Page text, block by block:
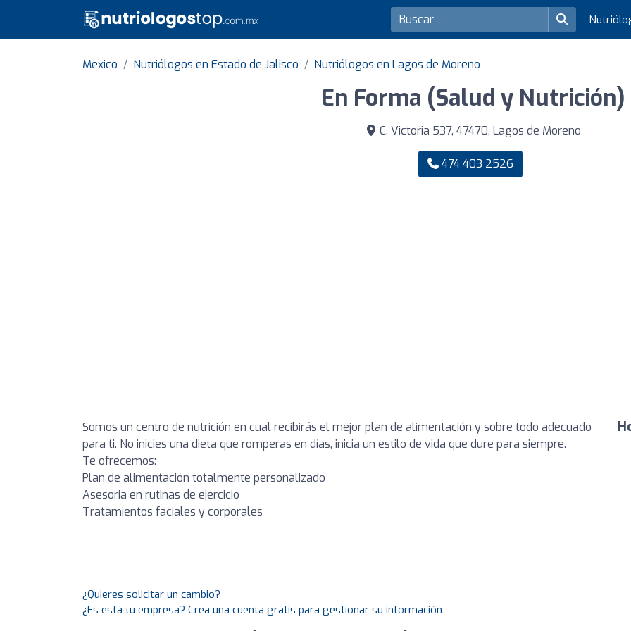
Mexico Nutriólogos en Estado de Jalisco Nutriólogos en Lagos de Moreno
En Forma (Salud y Nutrición)
C. Victoria 537, 47470, Lagos de Moreno
474 403 2526
Somos un centro de nutrición en cual recibirás el mejor plan de alimentación y sobre todo adecuado
para ti. No inicies una dieta que romperas en días, inicia un estilo de vida que dure para siempre.
Te ofrecemos:
Plan de alimentación totalmente personalizado
Asesoria en rutinas de ejercicio
Tratamientos faciales y corporales
¿Quieres solicitar un cambio?
¿Es esta tu empresa? Crea una cuenta gratis para gestionar su información